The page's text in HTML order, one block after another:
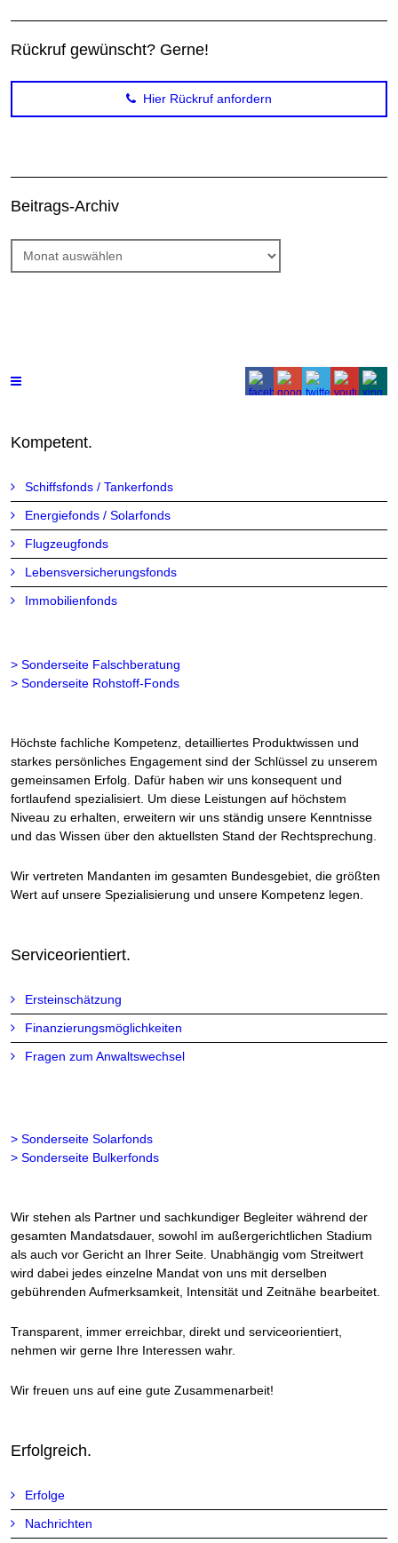
Rückruf gewünscht? Gerne!
Hier Rückruf anfordern
Beitrags-Archiv
Beitrags-
Archiv
Kompetent.
Schiffsfonds / Tankerfonds
Energiefonds / Solarfonds
Flugzeugfonds
Lebensversicherungsfonds
Immobilienfonds
> Sonderseite Falschberatung
> Sonderseite Rohstoff-Fonds
Höchste fachliche Kompetenz, detailliertes Produktwissen und
starkes persönliches Engagement sind der Schlüssel zu unserem
gemeinsamen Erfolg. Dafür haben wir uns konsequent und
fortlaufend spezialisiert. Um diese Leistungen auf höchstem
Niveau zu erhalten, erweitern wir uns ständig unsere Kenntnisse
und das Wissen über den aktuellsten Stand der Rechtsprechung.
Wir vertreten Mandanten im gesamten Bundesgebiet, die größten
Wert auf unsere Spezialisierung und unsere Kompetenz legen.
Serviceorientiert.
Ersteinschätzung
Finanzierungsmöglichkeiten
Fragen zum Anwaltswechsel
> Sonderseite Solarfonds
> Sonderseite Bulkerfonds
Wir stehen als Partner und sachkundiger Begleiter während der
gesamten Mandatsdauer, sowohl im außergerichtlichen Stadium
als auch vor Gericht an Ihrer Seite. Unabhängig vom Streitwert
wird dabei jedes einzelne Mandat von uns mit derselben
gebührenden Aufmerksamkeit, Intensität und Zeitnähe bearbeitet.
Transparent, immer erreichbar, direkt und serviceorientiert,
nehmen wir gerne Ihre Interessen wahr.
Wir freuen uns auf eine gute Zusammenarbeit!
Erfolgreich.
Erfolge
Nachrichten